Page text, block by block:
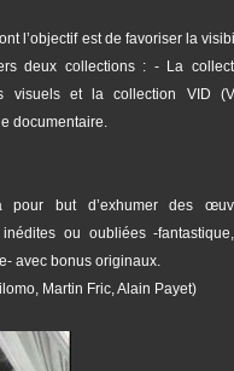
l’objectif est de favoriser la
deux collections : - La
visuels et la collection VID
documentaire.
but d’exhumer des
ou oubliées -
avec bonus originaux.
Martin Fric, Alain Payet)